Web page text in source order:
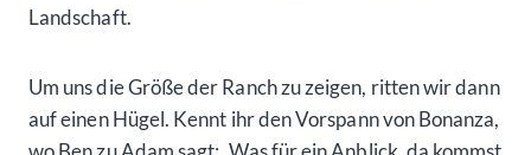
Landschaft.
Um uns die Größe der Ranch zu zeigen, ritten wir dann
auf einen Hügel. Kennt ihr den Vorspann von Bonanza,